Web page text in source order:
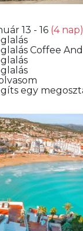
13 - 16 (4 nap)
Coffee
egy